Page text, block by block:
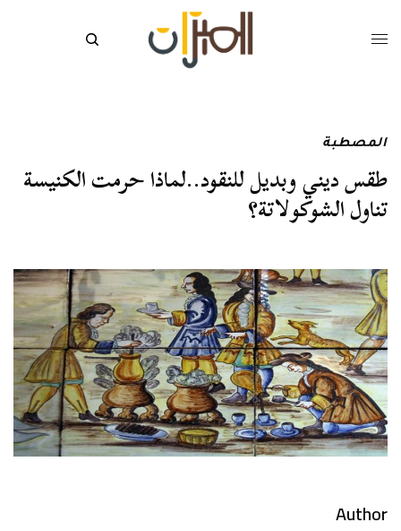
المصطبة
طقس ديني وبديل للنقود..لماذا حرمت الكنيسة
تناول الشوكولاتة؟
Author